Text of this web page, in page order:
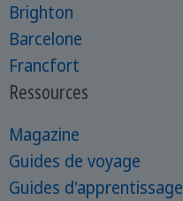
Brighton
Barcelone
Francfort
Ressources
Magazine
Guides de voyage
Guides d'apprentissage